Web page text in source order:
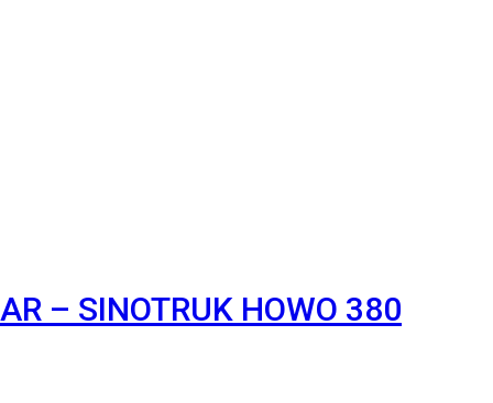
– SINOTRUK HOWO 380